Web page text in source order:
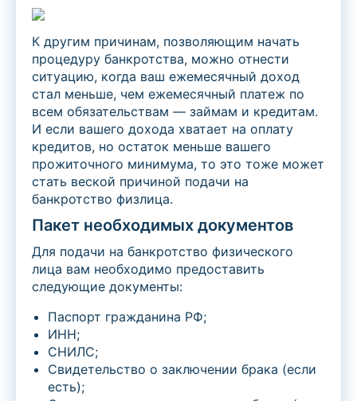
К другим причинам, позволяющим начать
процедуру банкротства, можно отнести
ситуацию, когда ваш ежемесячный доход
стал меньше, чем ежемесячный платеж по
всем обязательствам — займам и кредитам.
И если вашего дохода хватает на оплату
кредитов, но остаток меньше вашего
прожиточного минимума, то это тоже может
стать веской причиной подачи на
банкротство физлица.
Пакет необходимых документов
Для подачи на банкротство физического
лица вам необходимо предоставить
следующие документы:
Паспорт гражданина РФ;
ИНН;
СНИЛС;
Свидетельство о заключении брака (если
есть);